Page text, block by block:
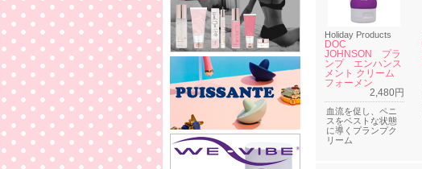
Holiday Products
DOC
JOHNSON プラ
ンプ エンハンス
メント クリーム
フォーメン
2,480円
血流を促し、ペニ
スをベストな状態
に導くプランプク
リーム